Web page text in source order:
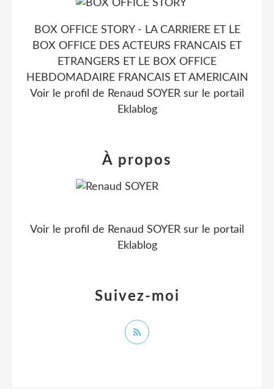
BOX OFFICE STORY - LA CARRIERE ET LE
BOX OFFICE DES ACTEURS FRANCAIS ET
ETRANGERS ET LE BOX OFFICE
HEBDOMADAIRE FRANCAIS ET AMERICAIN
Voir le profil de Renaud SOYER sur le portail
Eklablog
Suivez-moi
À propos
Voir le profil de Renaud SOYER sur le portail
Eklablog